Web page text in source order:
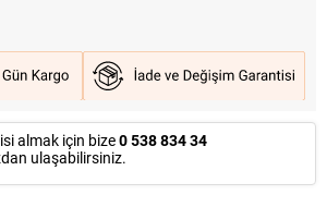
almak için bize0 538 834 34
ulaşabilirsiniz.